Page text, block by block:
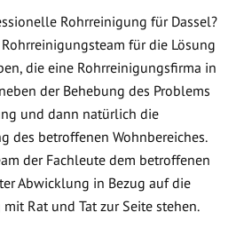
Rohrreinigung für Dassel?
für die Lösung
die eine Rohrreinigungsfirma in
der Behebung des Problems
und dann natürlich die
des betroffenen Wohnbereiches.
der Fachleute dem betroffenen
Abwicklung in Bezug auf die
Rat und Tat zur Seite stehen.